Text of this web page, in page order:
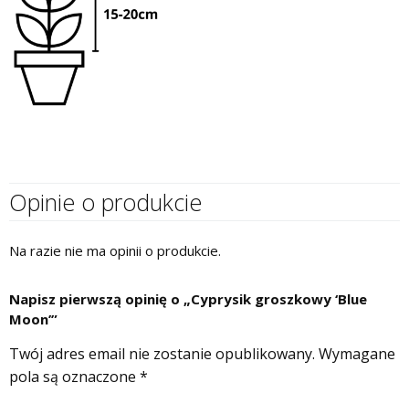
Opinie o produkcie
Na razie nie ma opinii o produkcie.
Napisz pierwszą opinię o „Cyprysik groszkowy ‘Blue
Moon’”
Twój adres email nie zostanie opublikowany. Wymagane
pola są oznaczone *